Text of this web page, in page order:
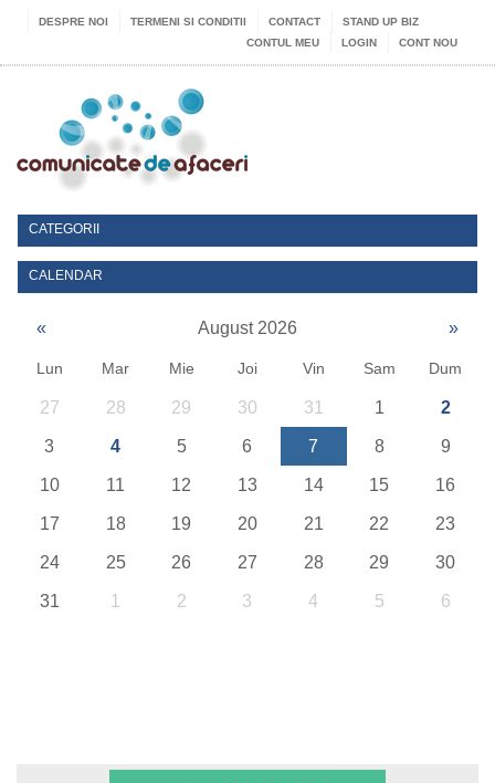
DESPRE NOI TERMENI SI CONDITII CONTACT
STAND UP BIZ
CONTUL MEU
LOGIN CONT NOU
CATEGORII
CALENDAR
« August 2026 »
Lun Mar Mie Joi Vin Sam Dum
27 28 29 30 31 1 2
3 4 5 6 7 8 9
10 11 12 13 14 15 16
17 18 19 20 21 22 23
24 25 26 27 28 29 30
31 1 2 3 4 5 6